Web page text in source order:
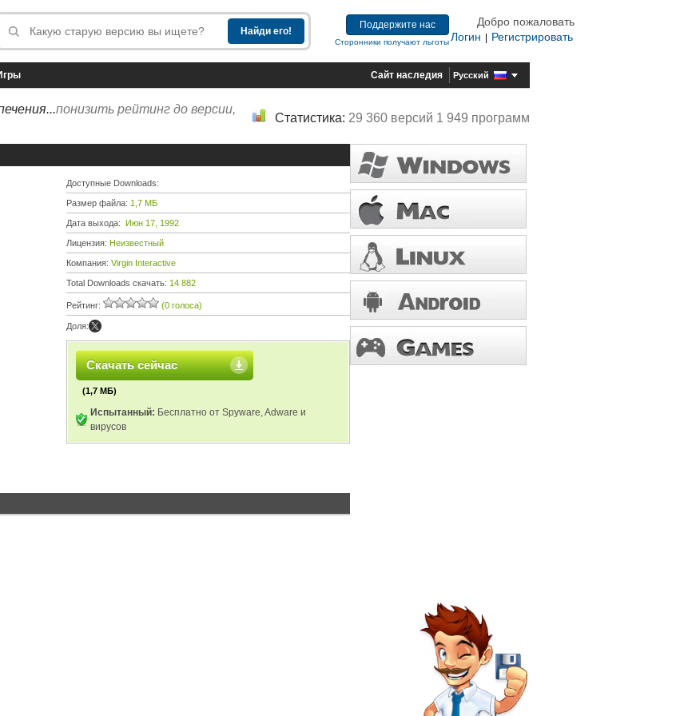
Поддержите нас
Сторонники получают льготы
Добро пожаловать
Логин
Регистрировать
Сайт наследия Русский
понизить рейтинг до версии,
Статистика: 29 360 версий 1 949 программ
Доступные Downloads:
Размер файла: 1,7 МБ
Дата выхода: Июн 17, 1992
Лицензия: Неизвестный
Компания: Virgin Interactive
Total Downloads скачать: 14 882
Рейтинг: (0 голоса)
Доля:
Скачать сейчас
(1,7 МБ)
Испытанный: Бесплатно от Spyware, Adware и
вирусов